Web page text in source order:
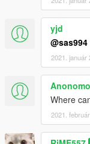
yjd
@sas994
2021. január
Where
2021. február